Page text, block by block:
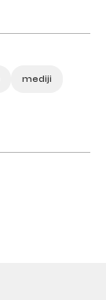
mediji